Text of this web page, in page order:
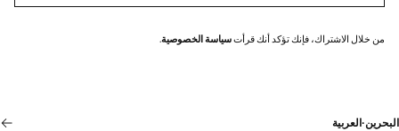
من خلال الاشتراك، فإنك تؤكد أنك قرأتسياسة الخصوصية.
البحرين·العربية